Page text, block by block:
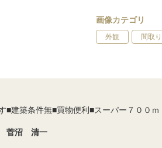
画像カテゴリ
外観 間取り
■建築条件無■買物便利■スーパー７００ｍ
菅沼 清一